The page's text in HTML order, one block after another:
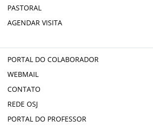
PASTORAL
AGENDAR VISITA
PORTAL DO COLABORADOR
WEBMAIL
CONTATO
REDE OSJ
PORTAL DO PROFESSOR